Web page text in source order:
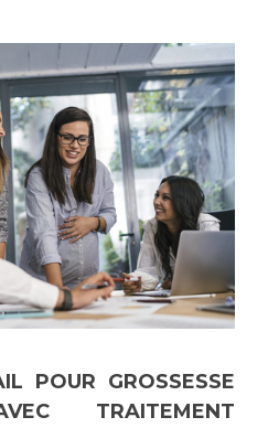
POUR GROSSESSE
TRAITEMENT